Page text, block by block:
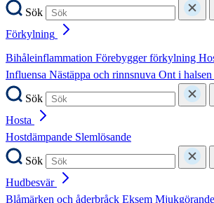
Sök
Förkylning
Bihåleinflammation Förebygger förkylning
Influensa Nästäppa och rinnsnuva Ont i halsen
Sök
Hosta
Hostdämpande Slemlösande
Sök
Hudbesvär
Blåmärken och åderbråck Eksem Mjukgörande